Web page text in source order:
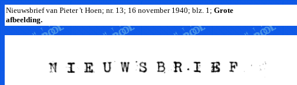
Nieuwsbrief van Pieter 't Hoen; nr. 13; 16 november 1940; blz. 1; Grote
afbeelding.